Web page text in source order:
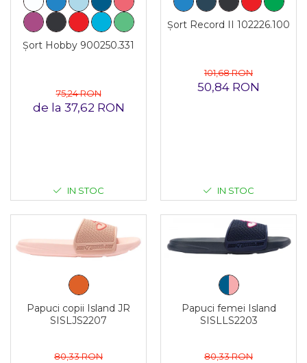
Șort Hobby 900250.331
75,24 RON
de la 37,62 RON
IN STOC
Șort Record II 102226.100
101,68 RON
50,84 RON
IN STOC
Papuci copii Island JR
SISLJS2207
80,33 RON
Papuci femei Island
SISLLS2203
80,33 RON